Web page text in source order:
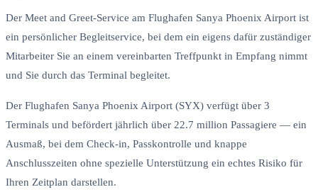
Der Meet and Greet-Service am Flughafen Sanya Phoenix Airport ist
ein persönlicher Begleitservice, bei dem ein eigens dafür zuständiger
Mitarbeiter Sie an einem vereinbarten Treffpunkt in Empfang nimmt
und Sie durch das Terminal begleitet.
Der Flughafen Sanya Phoenix Airport (SYX) verfügt über 3
Terminals und befördert jährlich über 22.7 million Passagiere — ein
Ausmaß, bei dem Check-in, Passkontrolle und knappe
Anschlusszeiten ohne spezielle Unterstützung ein echtes Risiko für
Ihren Zeitplan darstellen.